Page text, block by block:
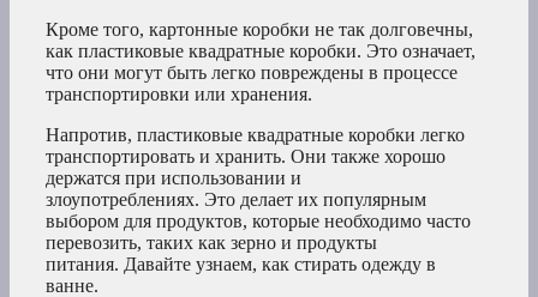
Кроме того, картонные коробки не так долговечны,
как пластиковые квадратные коробки. Это означает,
что они могут быть легко повреждены в процессе
транспортировки или хранения.
Напротив, пластиковые квадратные коробки легко
транспортировать и хранить. Они также хорошо
держатся при использовании и
злоупотреблениях. Это делает их популярным
выбором для продуктов, которые необходимо часто
перевозить, таких как зерно и продукты
питания. Давайте узнаем, как стирать одежду в
ванне.